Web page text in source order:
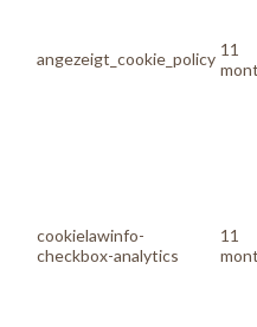
angezeigt_cookie_policy 11
cookielawinfo-
checkbox-analytics
11